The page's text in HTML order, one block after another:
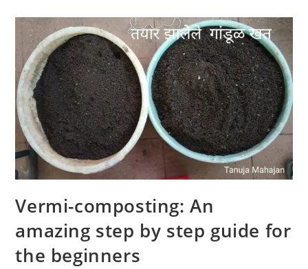
Vermi-composting: An
amazing step by step guide for
the beginners